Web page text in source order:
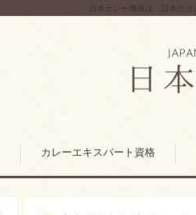
日本カレー機構は、日本の
カレーエキスパート資格